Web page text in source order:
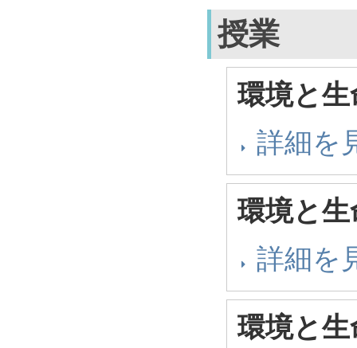
授業
環境と生
詳細を
環境と生
詳細を
環境と生